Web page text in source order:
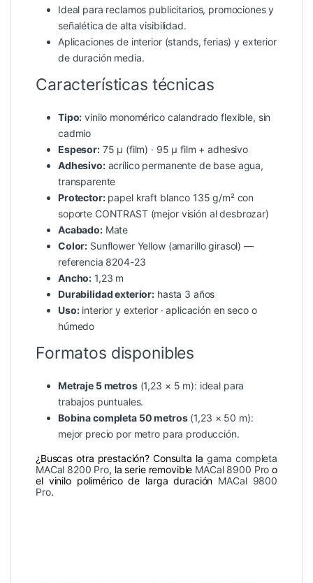
Ideal para reclamos publicitarios, promociones y
señalética de alta visibilidad.
Aplicaciones de interior (stands, ferias) y exterior
de duración media.
Características técnicas
Tipo: vinilo monomérico calandrado flexible, sin
cadmio
Espesor:75 µ (film) · 95 µ film + adhesivo
Adhesivo:acrílico permanente de base agua,
transparente
Protector:papel kraft blanco 135 g/m² con
soporte CONTRAST (mejor visión al desbrozar)
Acabado:Mate
Color: Sunflower Yellow (amarillo girasol) —
referencia 8204-23
Ancho: 1,23 m
Durabilidad exterior: hasta 3 años
Uso:interior y exterior · aplicación en seco o
húmedo
Formatos disponibles
Metraje 5 metros(1,23 × 5 m): ideal para
trabajos puntuales.
Bobina completa 50 metros(1,23 × 50 m):
mejor precio por metro para producción.
¿Buscas otra prestación? Consulta la gama completa
MACal 8200 Pro, la serie removible MACal 8900 Pro o
el vinilo polimérico de larga duración MACal 9800
Pro.